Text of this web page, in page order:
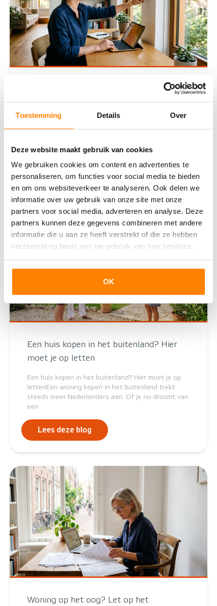
Toestemming Details Over
Deze website maakt gebruik van cookies
We gebruiken cookies om content en advertenties te
personaliseren, om functies voor social media te bieden
en om ons websiteverkeer te analyseren. Ook delen we
informatie over uw gebruik van onze site met onze
partners voor social media, adverteren en analyse. Deze
partners kunnen deze gegevens combineren met andere
informatie die u aan ze heeft verstrekt of die ze hebben
verzameld op basis van uw gebruik van hun services.
OK
Slimme technologie: wat levert een
smart home je op?
afsta
Lees deze blog
Een huis kopen in het buitenland? Hier
moet je op letten
Een huis kopen in het buitenland? Hier moet je op
lettenEen woning kopen in het buitenland trekt
steeds meer Nederlanders aan. Of je nu droomt van
een
Lees deze blog
Woning op het oog? Let op het